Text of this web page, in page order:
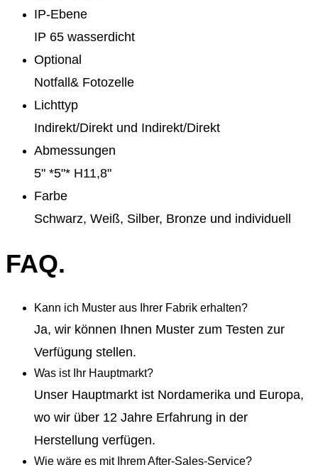
IP-Ebene
IP 65 wasserdicht
Optional
Notfall& Fotozelle
Lichttyp
Indirekt/Direkt und Indirekt/Direkt
Abmessungen
5" *5"* H11,8"
Farbe
Schwarz, Weiß, Silber, Bronze und individuell
FAQ.
Kann ich Muster aus Ihrer Fabrik erhalten?
Ja, wir können Ihnen Muster zum Testen zur
Verfügung stellen.
Was ist Ihr Hauptmarkt?
Unser Hauptmarkt ist Nordamerika und Europa,
wo wir über 12 Jahre Erfahrung in der
Herstellung verfügen.
Wie wäre es mit Ihrem After-Sales-Service?